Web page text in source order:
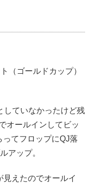
（ゴールドカップ）
していなかったけど残
オールインしてビッ
てフロップにQJ落
アップ。
見えたのでオールイ